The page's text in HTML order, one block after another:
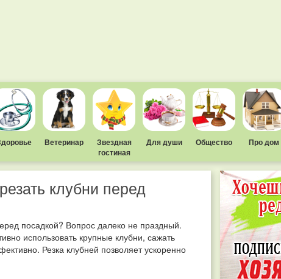
Ветеринар
Звездная
гостиная
Для души Общество Про дом
клубни перед
посадкой? Вопрос далеко не праздный.
использовать крупные клубни, сажать
Резка клубней позволяет ускоренно